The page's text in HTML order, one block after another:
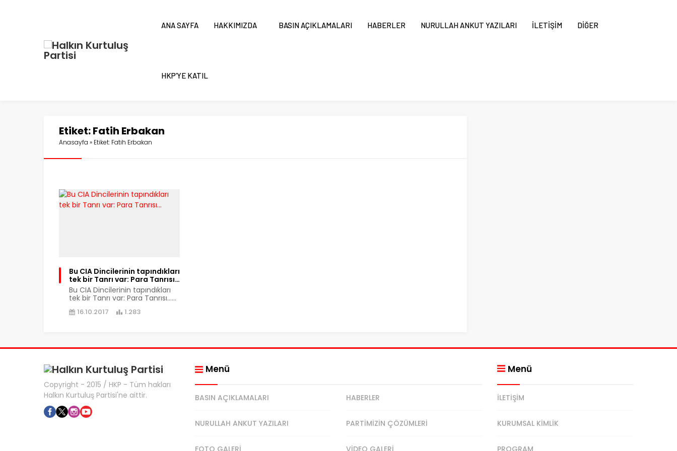
ANA SAYFA HAKKIMIZDA BASIN AÇIKLAMALARI HABERLER NURULLAH ANKUT YAZILARI İLETİŞİM DİĞER
HKP’YE KATIL
Etiket:Fatih Erbakan
Anasayfa » Etiket: Fatih Erbakan
Bu CIA Dincilerinin tapındıkları
tek bir Tanrı var: Para Tanrısı…
Bu CIA Dincilerinin tapındıkları
tek bir Tanrı var: Para Tanrısı…...
16.10.2017 1.283
Copyright - 2015 / HKP - Tüm hakları
Halkın Kurtuluş Partisi'ne aittir.
Menü
BASIN AÇIKLAMALARI HABERLER
NURULLAH ANKUT YAZILARI PARTİMİZİN ÇÖZÜMLERİ
FOTO GALERİ VİDEO GALERİ
Menü
İLETİŞİM
KURUMSAL KİMLİK
PROGRAM